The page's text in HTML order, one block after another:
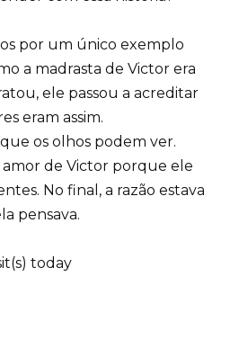
por um único exemplo
a madrasta de Victor era
ele passou a acreditar
eram assim.
os olhos podem ver.
de Victor porque ele
No final, a razão estava
pensava.
today